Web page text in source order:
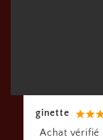
ginette
Achat vérifié